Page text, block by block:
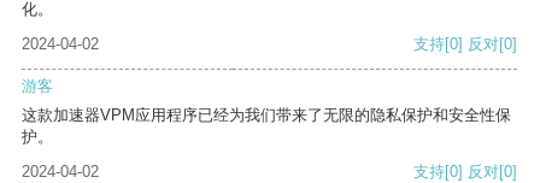
化。
2024-04-02
支持[0] 反对[0]
游客
这款加速器VPM应用程序已经为我们带来了无限的隐私保护和安全性保
护。
2024-04-02
支持[0] 反对[0]